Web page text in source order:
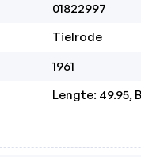
01822997
Tielrode
1961
Lengte: 49.95,